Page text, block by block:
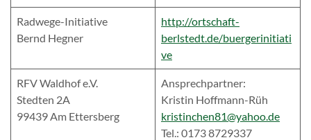
Radwege-Initiative
Bernd Hegner
http://ortschaft-
berlstedt.de/buergerinitiati
ve
RFV Waldhof e.V.
Stedten 2A
99439 Am Ettersberg
Ansprechpartner:
Kristin Hoffmann-Rüh
kristinchen81@yahoo.de
Tel.: 0173 8729337